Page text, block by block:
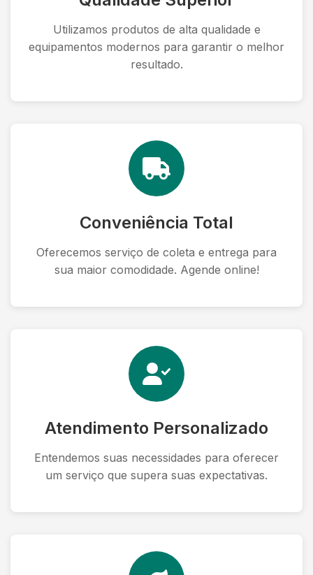
Utilizamos produtos de alta qualidade e
equipamentos modernos para garantir o melhor
resultado.
Conveniência Total
Oferecemos serviço de coleta e entrega para
sua maior comodidade. Agende online!
Atendimento Personalizado
Entendemos suas necessidades para oferecer
um serviço que supera suas expectativas.